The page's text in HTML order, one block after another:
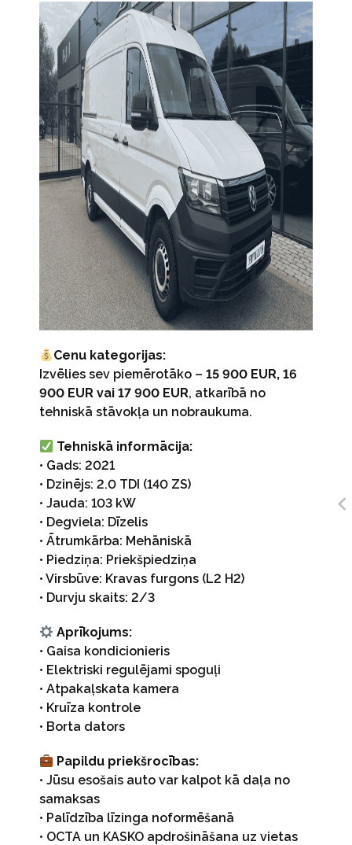
Cenu kategorijas:
Izvēlies sev piemērotāko – 15 900 EUR, 16
900 EUR vai 17 900 EUR, atkarībā no
tehniskā stāvokļa un nobraukuma.
Tehniskā informācija:
• Gads: 2021
• Dzinējs: 2.0 TDI (140 ZS)
• Jauda: 103 kW
• Degviela: Dīzelis
• Ātrumkārba: Mehāniskā
• Piedziņa: Priekšpiedziņa
• Virsbūve: Kravas furgons (L2 H2)
• Durvju skaits: 2/3
Aprīkojums:
• Gaisa kondicionieris
• Elektriski regulējami spoguļi
• Atpakaļskata kamera
• Kruīza kontrole
• Borta dators
Papildu priekšrocības:
• Jūsu esošais auto var kalpot kā daļa no
samaksas
• Palīdzība līzinga noformēšanā
• OCTA un KASKO apdrošināšana uz vietas